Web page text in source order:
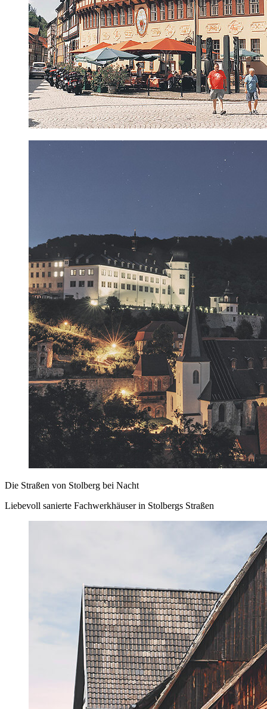
Die Straßen von Stolberg bei Nacht
Liebevoll sanierte Fachwerkhäuser in Stolbergs Straßen